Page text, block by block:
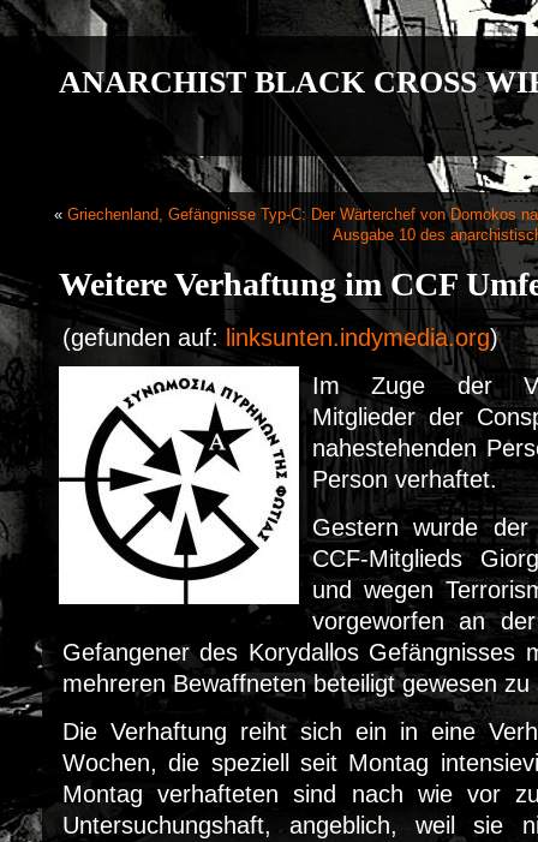
ANARCHIST BLACK CROSS
« Griechenland, Gefängnisse Typ-C: Der Wärterchef von Domokos
Ausgabe 10 des
Weitere Verhaftung im CCF
(gefunden auf: linksunten.indymedia.org)
Im Zuge der
Mitglieder der
nahestehenden
Person verhaftet.
Gestern wurde
CCF-Mitglieds
und wegen
vorgeworfen an
Gefangener des Korydallos Gefängnisses
mehreren Bewaffneten beteiligt gewesen zu
Die Verhaftung reiht sich ein in eine
Wochen, die speziell seit Montag
Montag verhafteten sind nach wie vor
Untersuchungshaft, angeblich, weil sie